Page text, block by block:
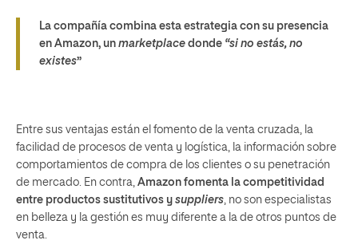
La compañía combina esta estrategia con su presencia
en Amazon, un marketplace donde “si no estás, no
existes”
Entre sus ventajas están el fomento de la venta cruzada, la
facilidad de procesos de venta y logística, la información sobre
comportamientos de compra de los clientes o su penetración
de mercado. En contra, Amazon fomenta la competitividad
entre productos sustitutivos y suppliers, no son especialistas
en belleza y la gestión es muy diferente a la de otros puntos de
venta.